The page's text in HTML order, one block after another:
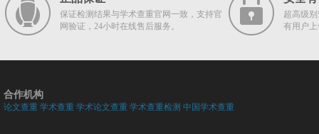
保证检测结果与学术查重官网一致，支持官
网验证，24小时在线售后服务。
超高级
有用户
合作机构
论文查重 学术查重 学术论文查重 学术查重检测 中国学术查重